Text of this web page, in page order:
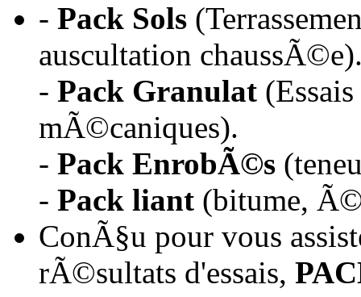
- Pack Sols
auscultation
- Pack Granulat
mÃ©caniques).
- Pack EnrobÃ©s
- Pack liant (bitume,
ConÃ§u pour vous
rÃ©sultats d'essais,